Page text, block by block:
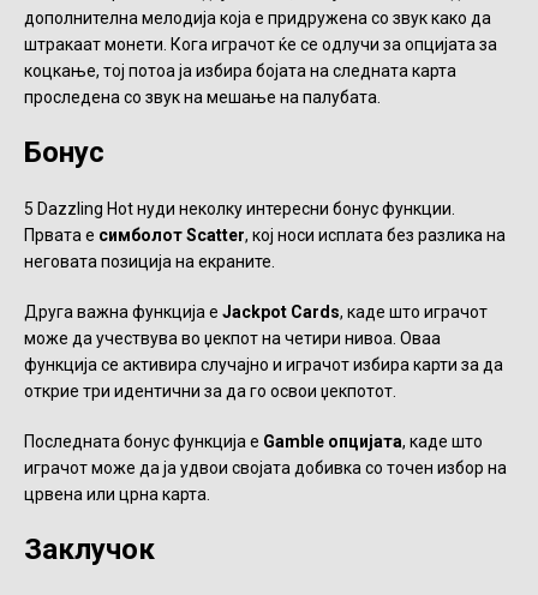
дополнителна мелодија која е придружена со звук како да
штракаат монети. Кога играчот ќе се одлучи за опцијата за
коцкање, тој потоа ја избира бојата на следната карта
проследена со звук на мешање на палубата.
Бонус
5 Dazzling Hot нуди неколку интересни бонус функции.
Првата е симболот Scatter, кој носи исплата без разлика на
неговата позиција на екраните.
Друга важна функција е Jackpot Cards, каде што играчот
може да учествува во џекпот на четири нивоа. Оваа
функција се активира случајно и играчот избира карти за да
открие три идентични за да го освои џекпотот.
Последната бонус функција е Gamble опцијата, каде што
играчот може да ја удвои својата добивка со точен избор на
црвена или црна карта.
Заклучок